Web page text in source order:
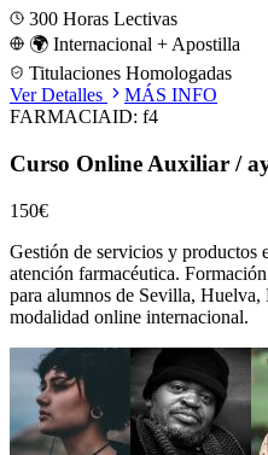
300 Horas Lectivas
🌍 Internacional + Apostilla
Titulaciones Homologadas
Ver Detalles
MÁS INFO
FARMACIAID: f4
Curso Online Auxiliar /
150€
Gestión de servicios y productos
atención farmacéutica.
para alumnos de Sevilla, Huelva,
modalidad online internacional.